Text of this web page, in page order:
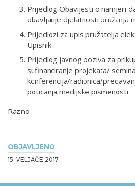
OBJAVLJENO
15. VELJAČE 2017.
Prijedlog Obavijesti o namjeri
obavljanje djelatnosti pružanja
Prijedlozi za upis pružatelja
Upisnik
Prijedlog javnog poziva za
sufinanciranje projekata/
konferencija/radionica/
poticanja medijske pismenosti
Razno